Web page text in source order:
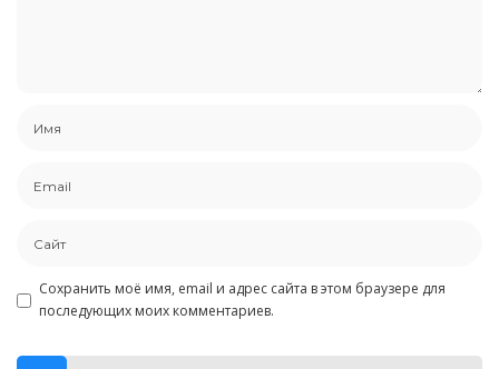
Сохранить моё имя, email и адрес сайта в этом браузере для
последующих моих комментариев.